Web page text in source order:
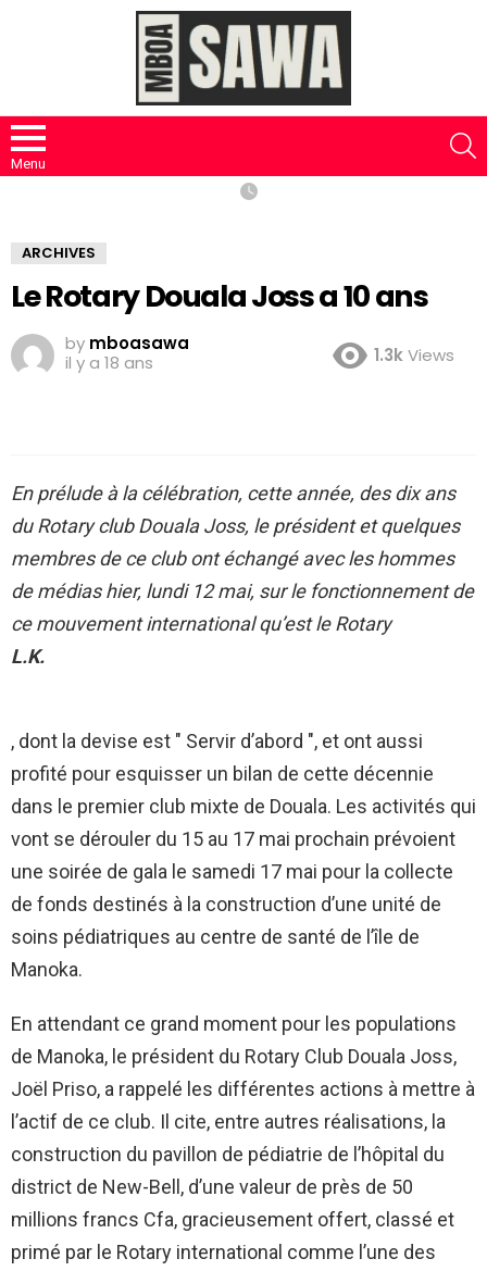
Menu
ARCHIVES
Le Rotary Douala Joss a 10 ans
by mboasawa
il y a 18 ans
1.3kViews
En prélude à la célébration, cette année, des dix ans
du Rotary club Douala Joss, le président et quelques
membres de ce club ont échangé avec les hommes
de médias hier, lundi 12 mai, sur le fonctionnement de
ce mouvement international qu’est le Rotary
L.K.
, dont la devise est " Servir d’abord ", et ont aussi
profité pour esquisser un bilan de cette décennie
dans le premier club mixte de Douala. Les activités qui
vont se dérouler du 15 au 17 mai prochain prévoient
une soirée de gala le samedi 17 mai pour la collecte
de fonds destinés à la construction d’une unité de
soins pédiatriques au centre de santé de l’île de
Manoka.
En attendant ce grand moment pour les populations
de Manoka, le président du Rotary Club Douala Joss,
Joël Priso, a rappelé les différentes actions à mettre à
l’actif de ce club. Il cite, entre autres réalisations, la
construction du pavillon de pédiatrie de l’hôpital du
district de New-Bell, d’une valeur de près de 50
millions francs Cfa, gracieusement offert, classé et
primé par le Rotary international comme l’une des